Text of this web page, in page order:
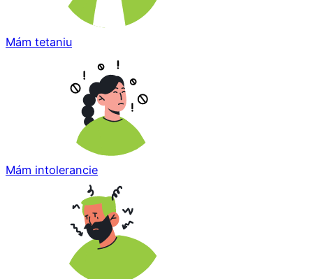
Mám tetaniu
Mám intolerancie